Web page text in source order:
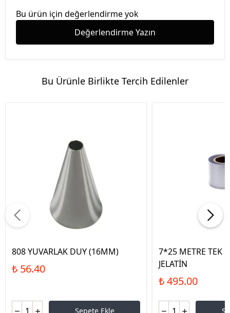
Bu ürün için değerlendirme yok
Değerlendirme Yazın
Bu Ürünle Birlikte Tercih Edilenler
808 YUVARLAK DUY (16MM)
₺ 56.40
Sepete Ekle
7*25 METRE TEK
JELATİN
₺ 495.00